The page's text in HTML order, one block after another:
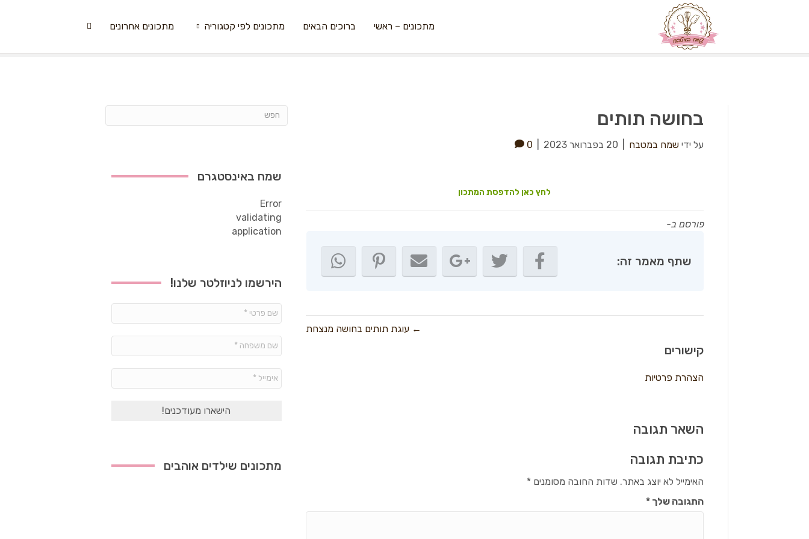
מתכונים – ראשי ברוכים הבאים מתכונים לפי קטגוריה מתכונים אחרונים
בחושה תותים
על ידי שמח במטבח 20 בפברואר 2023 0
לחץ כאן להדפסת המתכון
פורסם ב-
שתף מאמר זה:
← עוגת תותים בחושה מנצחת
קישורים
הצהרת פרטיות
השאר תגובה
כתיבת תגובה
האימייל לא יוצג באתר. שדות החובה מסומנים*
התגובה שלך*
שמח באינסטגרם
Error
validating
application
הירשמו לניוזלטר שלנו!
פרטי
משפחה
*
מתכונים שילדים אוהבים